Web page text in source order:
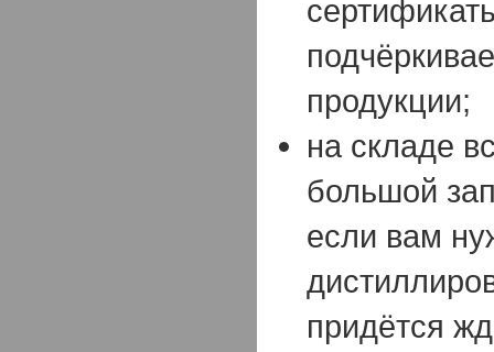
продукции;
на складе
большой
если вам
придётся